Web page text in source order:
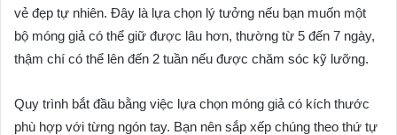
vẻ đẹp tự nhiên. Đây là lựa chọn lý tưởng nếu bạn muốn một
bộ móng giả có thể giữ được lâu hơn, thường từ 5 đến 7 ngày,
thậm chí có thể lên đến 2 tuần nếu được chăm sóc kỹ lưỡng.
Quy trình bắt đầu bằng việc lựa chọn móng giả có kích thước
phù hợp với từng ngón tay. Bạn nên sắp xếp chúng theo thứ tự